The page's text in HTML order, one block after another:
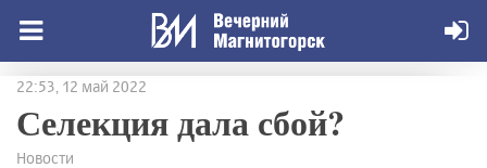
22:53, 12 май 2022
Селекция дала сбой?
Новости